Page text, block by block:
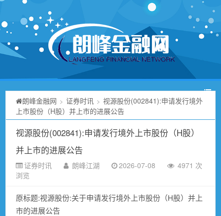
朗峰金融网 > 证券时讯 > 视源股份(002841):申请发行境外
上市股份（H股）并上市的进展公告
视源股份(002841):申请发行境外上市股份（H股）
并上市的进展公告
证券时讯 朗峰江湖 2026-07-08
4971 次
浏览
原标题:视源股份:关于申请发行境外上市股份（H股）并上
市的进展公告